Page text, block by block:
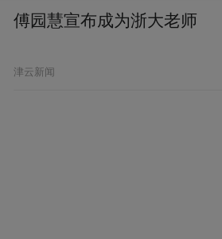
傅园慧宣布成为浙大老师
津云新闻